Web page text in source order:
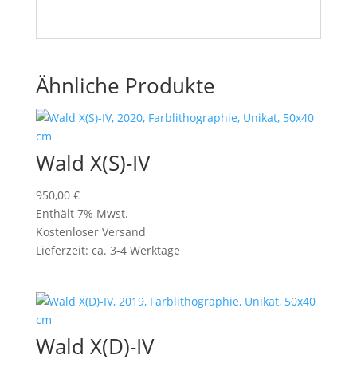
Ähnliche Produkte
Wald X(S)-IV
950,00 €
Enthält 7% Mwst.
Kostenloser Versand
Lieferzeit: ca. 3-4 Werktage
Wald X(D)-IV